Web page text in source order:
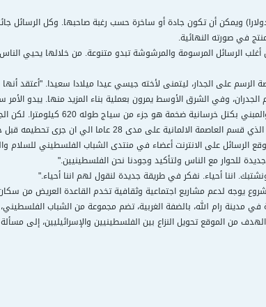
الرسالة الواحدة 30 يورو (40 دولارا) ويمكن أن تكون جادة أو ساخرة حسب رغبة
في صورته النهائية.
أغلب الرسائل المرسومة والمرشوشة تبدو متنوعة. من خلالها يحيي
الرسم على الجدار، ليتمنى لأخته جيسي عيدا ميلادا سعيدا. "أعتقد
وفي الشرق الأوسط يمرون بعملية بناء المزيد منها. يبدو الأمر
والجدار الذي يبلغ ارتفاعه ثمانية
على مدى 28 عاما الي ان جرى تحطيمه قبل حوالي 20 عاما.
الرسائل على الانترنت أعضاء في منتدى الشباب الفلسطيني للسلام
للحوار مع الناس ولتأكيد وجودنا نحن الفلسطينيين."
اننا أحياء. نفكر في طريقة جديدة لنقول لهم اننا أحياء."
يوجه لدعم مشاريع اجتماعية وثقافية تخدم القاعدة العريض من
مدينة رام الله، بالضفة الغربية، تضم مجموعة من الشباب الفلسطيني،